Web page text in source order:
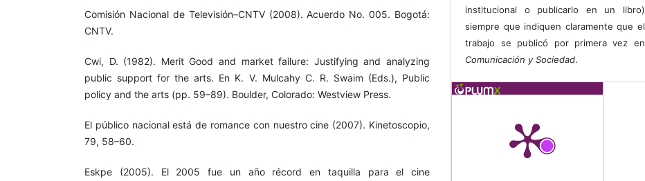
Comisión Nacional de Televisión–CNTV (2008). Acuerdo No. 005. Bogotá:
CNTV.
Cwi, D. (1982). Merit Good and market failure: Justifying and analyzing
public support for the arts. En K. V. Mulcahy C. R. Swaim (Eds.), Public
policy and the arts (pp. 59–89). Boulder, Colorado: Westview Press.
El público nacional está de romance con nuestro cine (2007). Kinetoscopio,
79, 58–60.
Eskpe (2005). El 2005 fue un año récord en taquilla para el cine
institucional o publicarlo en un libro)
siempre que indiquen claramente que el
trabajo se publicó por primera vez en
Comunicación y Sociedad.